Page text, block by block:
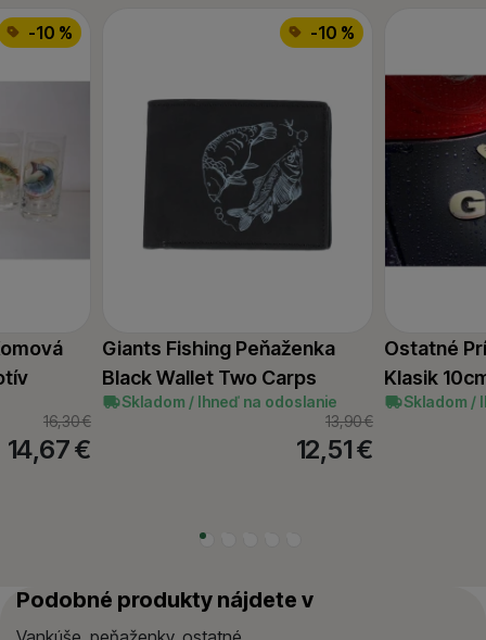
-10 %
Giants Fishing Peňaženka
Black Wallet Two Carps
Skladom / Ihneď na odoslanie
13,90€
12,51€
Ostatné
Klasik
Skladom /
-10 %
16,30€
14,67€
Podobné produkty nájdete v